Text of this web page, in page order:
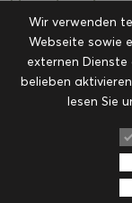
Hauptspeisen
Kuchen,
Desserts Kulinarik
Rezepte
Suppen,
Weihnachten
Wir verwenden
Webseite sowie
externen
belieben
lesen Sie